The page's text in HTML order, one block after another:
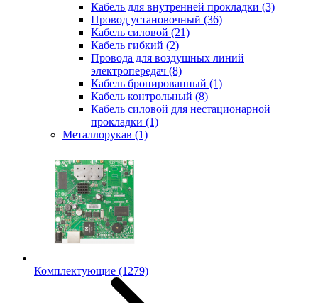
Кабель для внутренней прокладки (3)
Провод установочный (36)
Кабель силовой (21)
Кабель гибкий (2)
Провода для воздушных линий
электропередач (8)
Кабель бронированный (1)
Кабель контрольный (8)
Кабель силовой для нестационарной
прокладки (1)
Металлорукав (1)
Комплектующие (1279)